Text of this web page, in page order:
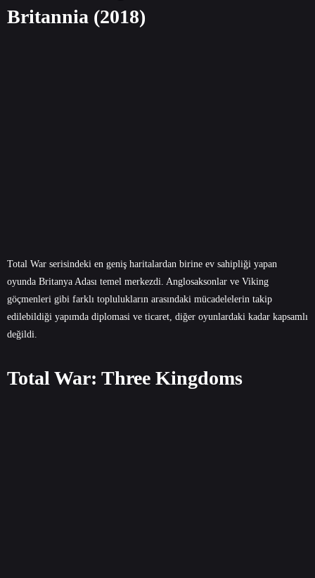
Britannia (2018)
Total War serisindeki en geniş haritalardan birine ev sahipliği yapan
oyunda Britanya Adası temel merkezdi. Anglosaksonlar ve Viking
göçmenleri gibi farklı toplulukların arasındaki mücadelelerin takip
edilebildiği yapımda diplomasi ve ticaret, diğer oyunlardaki kadar kapsamlı
değildi.
Total War: Three Kingdoms